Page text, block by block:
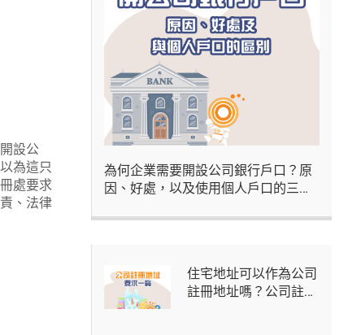
設公
為這只
處要求
、法律
為何企業需要開設公司銀行戶口？原
因、好處，以及使用個人戶口的三大
住宅地址可以作為公司
註冊地址嗎？公司註冊